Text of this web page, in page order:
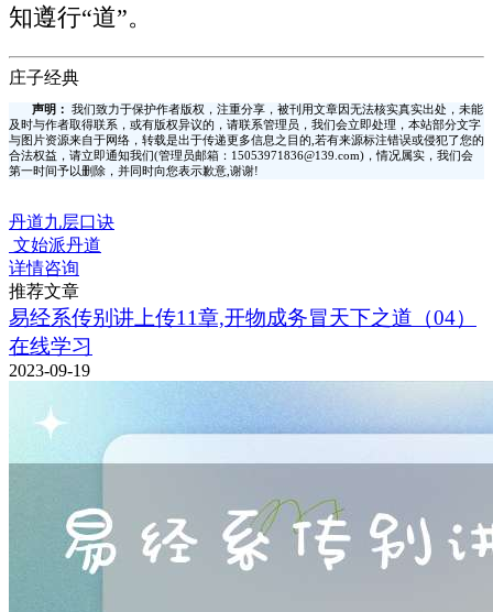
知遵行“道”。
庄子经典
声明：
我们致力于保护作者版权，注重分享，被刊用文章因无法核实真实出处，未能
及时与作者取得联系，或有版权异议的，请联系管理员，我们会立即处理，本站部分文字
与图片资源来自于网络，转载是出于传递更多信息之目的,若有来源标注错误或侵犯了您的
合法权益，请立即通知我们(管理员邮箱：15053971836@139.com)，情况属实，我们会
第一时间予以删除，并同时向您表示歉意,谢谢!
丹道九层口诀
文始派丹道
详情咨询
推荐文章
易经系传别讲上传11章,开物成务冒天下之道（04）
在线学习
2023-09-19